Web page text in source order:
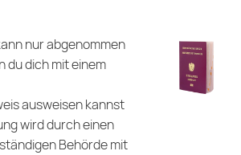
nur abgenommen
du dich mit einem
ausweisen kannst
wird durch einen
Behörde mit